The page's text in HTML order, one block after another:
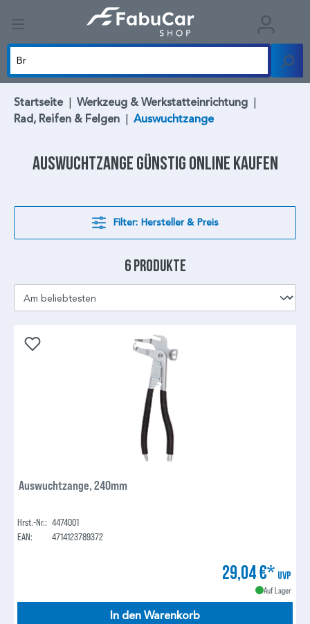
Startseite | Werkzeug & Werkstatteinrichtung |
Rad, Reifen & Felgen | Auswuchtzange
Auswuchtzange günstig online kaufen
Filter: Hersteller & Preis
6 Produkte
Auswuchtzange, 240mm
Hrst.-Nr.: 4474001
EAN:
4714123789372
29,04 €* UVP
Auf Lager
In den Warenkorb